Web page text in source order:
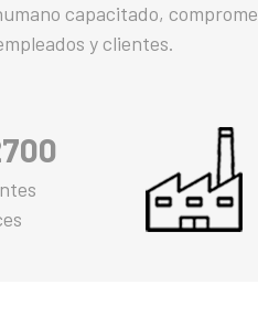
capacitado,
y clientes.